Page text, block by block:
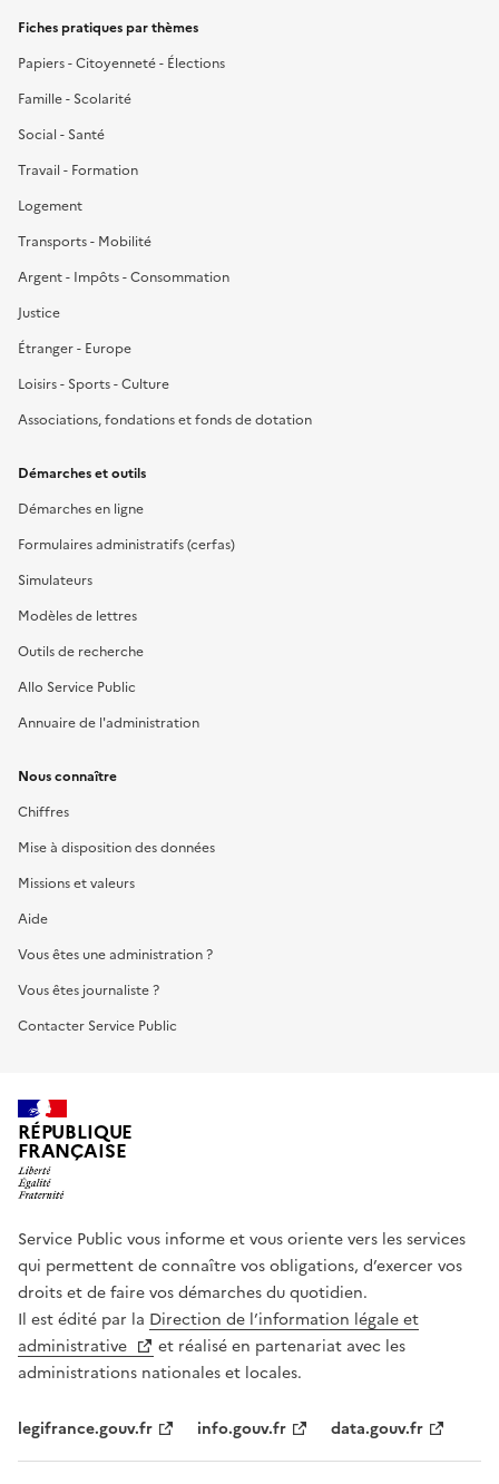
Fiches pratiques par thèmes
Papiers - Citoyenneté - Élections
Famille - Scolarité
Social - Santé
Travail - Formation
Logement
Transports - Mobilité
Argent - Impôts - Consommation
Justice
Étranger - Europe
Loisirs - Sports - Culture
Associations, fondations et fonds de dotation
Démarches et outils
Démarches en ligne
Formulaires administratifs (cerfas)
Simulateurs
Modèles de lettres
Outils de recherche
Allo Service Public
Annuaire de l'administration
Nous connaître
Chiffres
Mise à disposition des données
Missions et valeurs
Aide
Vous êtes une administration ?
Vous êtes journaliste ?
Contacter Service Public
RÉPUBLIQUE
FRANÇAISE
Service Public vous informe et vous oriente vers les services
qui permettent de connaître vos obligations, d’exercer vos
droits et de faire vos démarches du quotidien.
Il est édité par la Direction de l’information légale et
administrative
et réalisé en partenariat avec les
administrations nationales et locales.
legifrance.gouv.fr info.gouv.fr data.gouv.fr